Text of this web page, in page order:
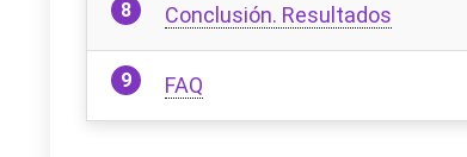
Conclusión. Resultados
FAQ